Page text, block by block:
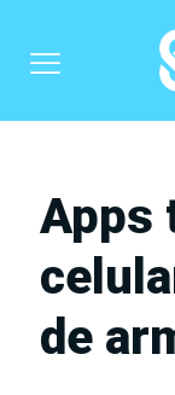
Apps
de